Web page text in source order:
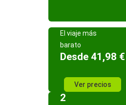
El viaje más
barato
Desde 41,98 €
Ver precios
2